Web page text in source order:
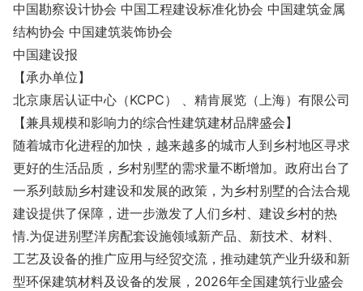
中国勘察设计协会 中国工程建设标准化协会 中国建筑金属
结构协会 中国建筑装饰协会
中国建设报
【承办单位】
北京康居认证中心（KCPC） 、精肯展览（上海）有限公司
【兼具规模和影响力的综合性建筑建材品牌盛会】
随着城市化进程的加快，越来越多的城市人到乡村地区寻求
更好的生活品质，乡村别墅的需求量不断增加。政府出台了
一系列鼓励乡村建设和发展的政策，为乡村别墅的合法合规
建设提供了保障，进一步激发了人们乡村、建设乡村的热
情.为促进别墅洋房配套设施领域新产品、新技术、材料、
工艺及设备的推广应用与经贸交流，推动建筑产业升级和新
型环保建筑材料及设备的发展，2026年全国建筑行业盛会